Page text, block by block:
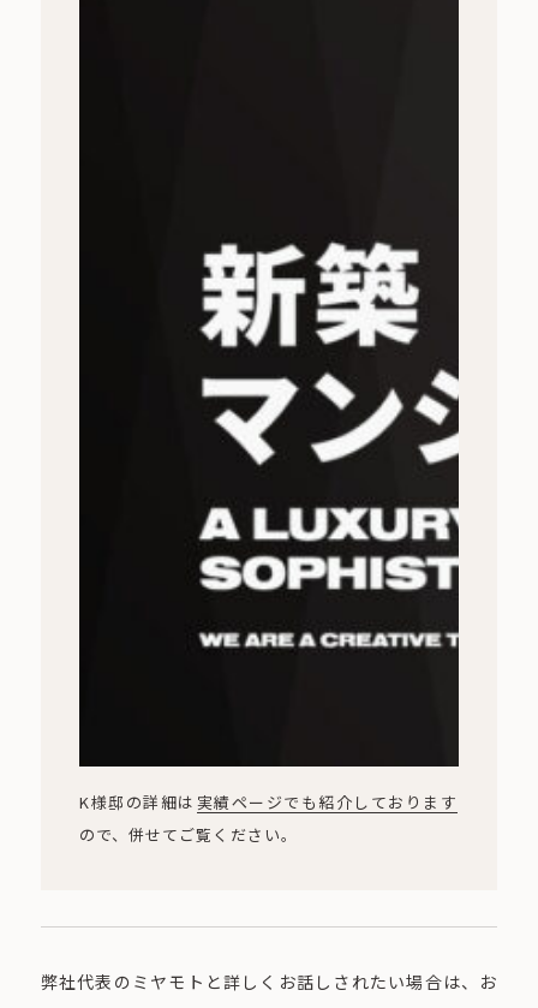
K様邸の詳細は 実績ページでも紹介しております
ので、併せてご覧ください。
弊社代表のミヤモトと詳しくお話しされたい場合は、お